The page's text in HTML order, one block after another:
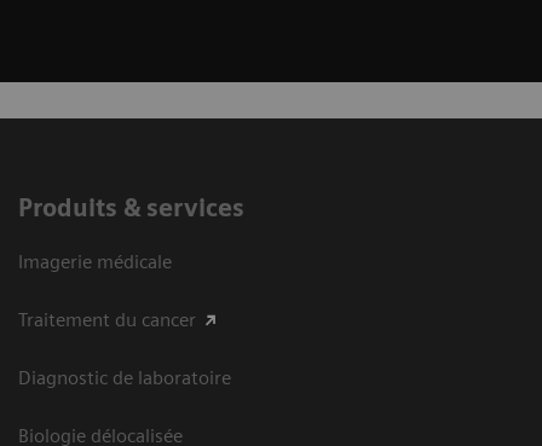
Produits & services
Imagerie médicale
Traitement du cancer
Diagnostic de laboratoire
Biologie délocalisée